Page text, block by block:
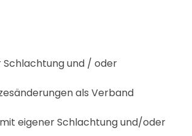
Schlachtung und / oder
als Verband
eigener Schlachtung und/oder